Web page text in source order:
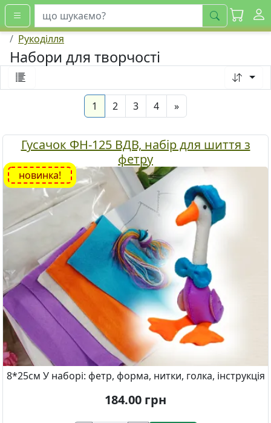
шукати
Рукоділля
Набори для творчості
1 (current)
2 3 4 »Next
Гусачок ФН-125 ВДВ, набір для шиття з
фетру
новинка!
8*25см У наборі: фетр, форма, нитки, голка, інструкція
184.00 грн